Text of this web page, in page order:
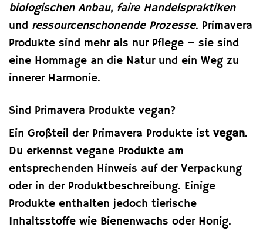
biologischen Anbau, faire Handelspraktiken
und ressourcenschonende Prozesse. Primavera
Produkte sind mehr als nur Pflege – sie sind
eine Hommage an die Natur und ein Weg zu
innerer Harmonie.
Sind Primavera Produkte vegan?
Ein Großteil der Primavera Produkte ist vegan.
Du erkennst vegane Produkte am
entsprechenden Hinweis auf der Verpackung
oder in der Produktbeschreibung. Einige
Produkte enthalten jedoch tierische
Inhaltsstoffe wie Bienenwachs oder Honig.